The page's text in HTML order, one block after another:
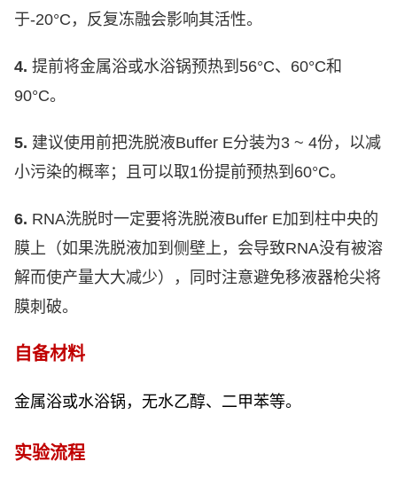
于-20°C ，反复冻融会影响其活性。
4. 提前将金属浴或水浴锅预热到 56°C、 60°C和
90°C。
5. 建议使用前把洗脱液Buffer E分装为3 ~ 4份，以减
小污染的概率；且可以取1份提前预热到 60°C。
6. RNA洗脱时一定要将洗脱液Buffer E加到柱中央的
膜上（如果洗脱液加到侧壁上，会导致RNA没有被溶
解而使产量大大减少），同时注意避免移液器枪尖将
膜刺破。
自备材料
金属浴或水浴锅，无水乙醇、二甲苯等。
实验流程